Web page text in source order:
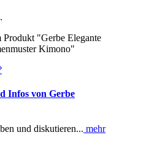
"Gerbe Elegante
Kimono"
Infos von Gerbe
und diskutieren... mehr